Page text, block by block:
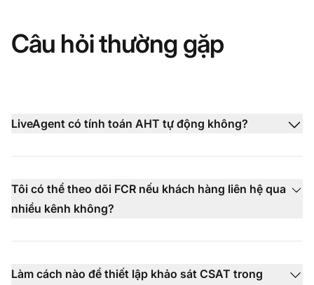
Câu hỏi thường gặp
LiveAgent có tính toán AHT tự động không?
Tôi có thể theo dõi FCR nếu khách hàng liên hệ qua
nhiều kênh không?
Làm cách nào để thiết lập khảo sát CSAT trong